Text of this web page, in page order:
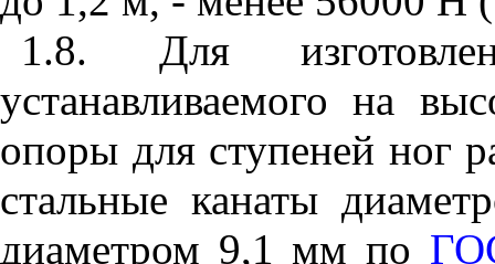
1.8. Для
устанавливаемого на
опоры для ступеней ног
стальные канаты
диаметром 9,1 мм по